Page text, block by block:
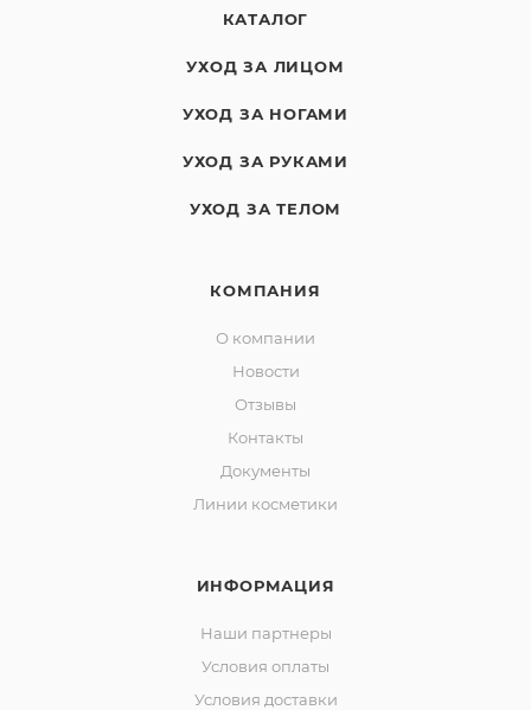
КАТАЛОГ
УХОД ЗА ЛИЦОМ
УХОД ЗА НОГАМИ
УХОД ЗА РУКАМИ
УХОД ЗА ТЕЛОМ
КОМПАНИЯ
О компании
Новости
Отзывы
Контакты
Документы
Линии косметики
ИНФОРМАЦИЯ
Наши партнеры
Условия оплаты
Условия доставки